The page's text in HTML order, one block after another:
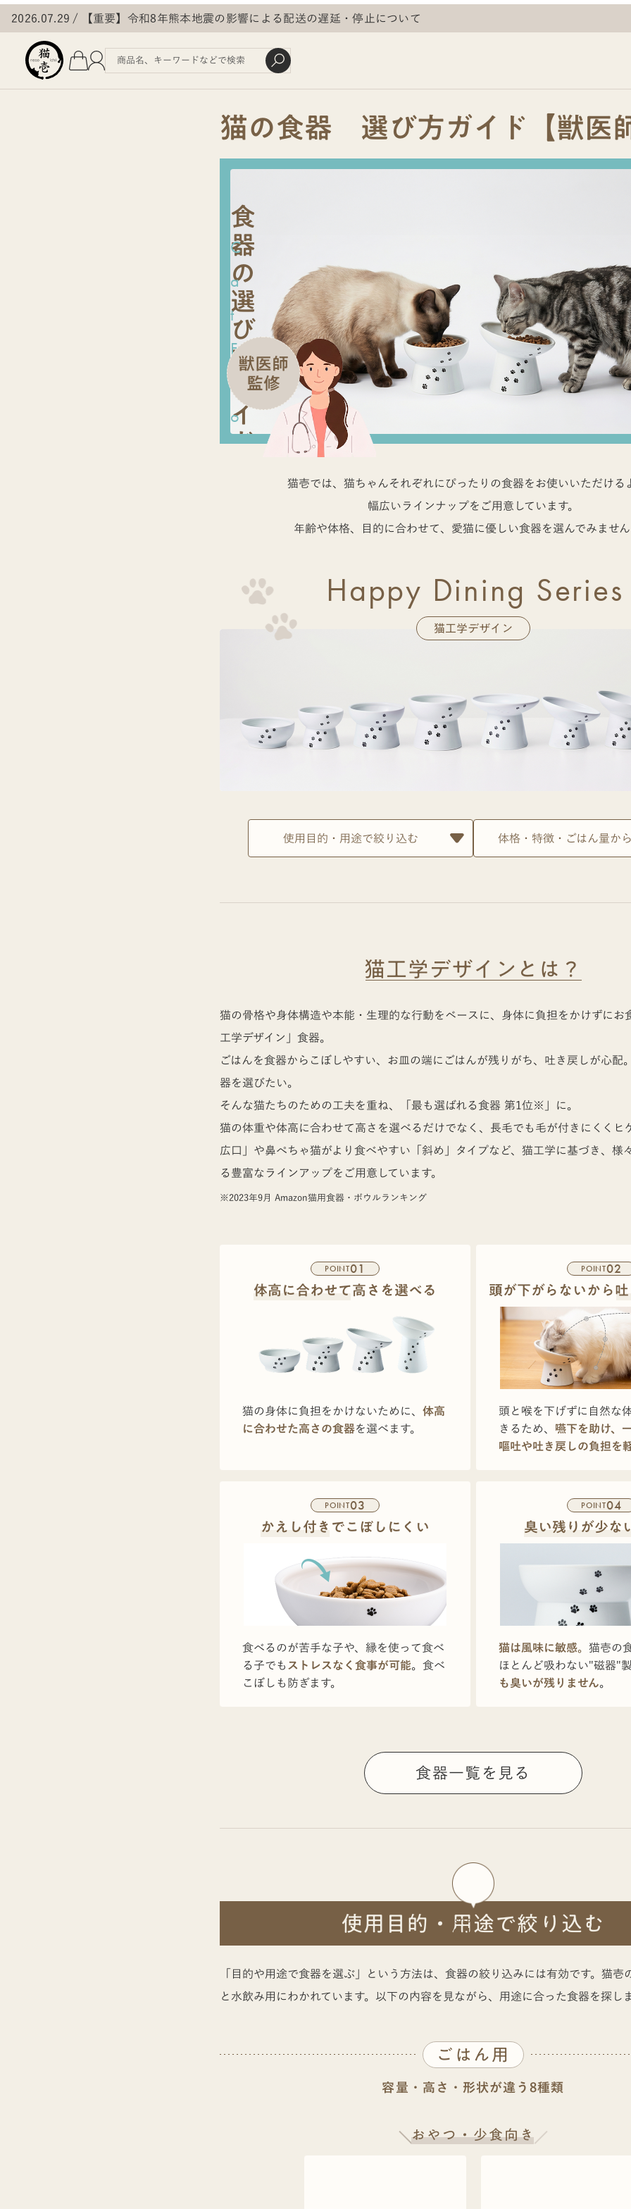
2026.07.29 【重要】令和8年熊本地震の影響による配送の遅延・停止について
猫の食器 選び方ガイド【獣医
食
器
の
選
び
方
ガ
イ
ド
C
a
t
F
o
d
獣医師
監修
猫壱では、猫ちゃんそれぞれにぴったりの食器をお使いいただける
幅広いラインナップをご用意しています。
年齢や体格、目的に合わせて、愛猫に優しい食器を選んでみませ
Happy Dining Series
猫工学デザイン
使用目的・用途で絞り込む 体格・特徴・ごはん量か
猫工学デザインとは？
猫の骨格や身体構造や本能・生理的な行動をベースに、身体に負担をかけずにお
工学デザイン」食器。
ごはんを食器からこぼしやすい、お皿の端にごはんが残りがち、吐き戻しが心配
器を選びたい。
そんな猫たちのための工夫を重ね、「最も選ばれる食器 第1位※」に。
猫の体重や体高に合わせて高さを選べるだけでなく、長毛でも毛が付きにくくヒ
広口」や鼻ぺちゃ猫がより食べやすい「斜め」タイプなど、猫工学に基づき、様
る豊富なラインアップをご用意しています。
※2023年9月 Amazon猫用食器・ボウルランキング
POINT01
体高に合わせて高さを選べる
猫の身体に負担をかけないために、 体高
に合わせた高さの食器を選べます。
POINT02
頭が下がらないから
頭と喉を下げずに自然な
きるため、 嚥下を助け、
嘔吐や吐き戻しの負担を
POINT03
かえし付きでこぼしにくい
食べるのが苦手な子や、縁を使って食べ
る子でも ストレスなく食事が可能。食べ
こぼしも防ぎます。
POINT04
臭い残りが少な
猫は風味に敏感。 猫壱の
ほとんど吸わない"磁器"
も臭いが残りません。
食器一覧を見る
STEP
01
使用目的・用途で絞り込む
「目的や用途で食器を選ぶ」という方法は、食器の絞り込みには有効です。猫壱
と水飲み用にわかれています。以下の内容を見ながら、用途に合った食器を探し
ごはん用
容量・高さ・形状が違う8種類
おやつ・少食向き